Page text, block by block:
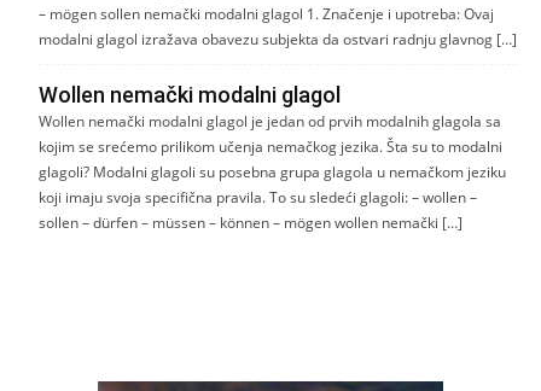
– mögen sollen nemački modalni glagol 1. Značenje i upotreba: Ovaj
modalni glagol izražava obavezu subjekta da ostvari radnju glavnog […]
Wollen nemački modalni glagol
Wollen nemački modalni glagol je jedan od prvih modalnih glagola sa
kojim se srećemo prilikom učenja nemačkog jezika. Šta su to modalni
glagoli? Modalni glagoli su posebna grupa glagola u nemačkom jeziku
koji imaju svoja specifična pravila. To su sledeći glagoli: – wollen –
sollen – dürfen – müssen – können – mögen wollen nemački […]